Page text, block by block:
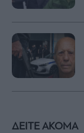
ΔΕΙΤΕ ΑΚΟΜΑ